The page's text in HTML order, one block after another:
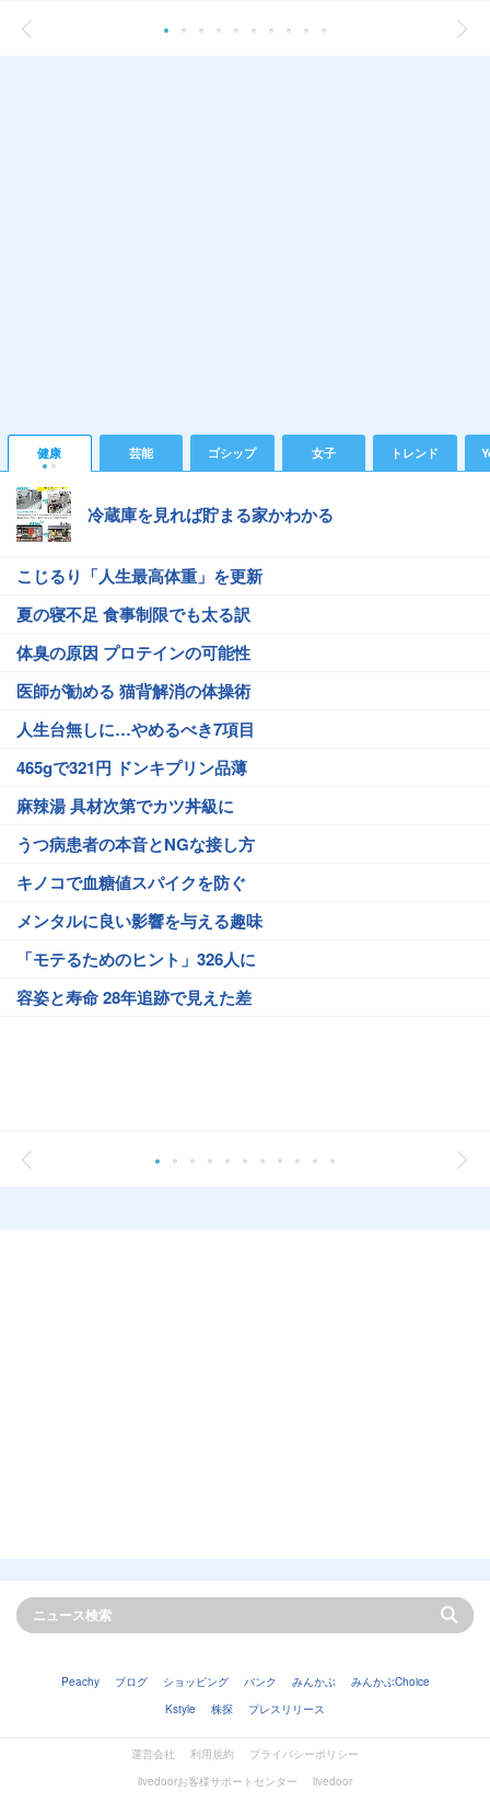
健康 芸能 ゴシップ 女子 トレンド
冷蔵庫を見れば貯まる家かわかる
こじるり「人生最高体重」を更新
夏の寝不足 食事制限でも太る訳
体臭の原因 プロテインの可能性
医師が勧める 猫背解消の体操術
人生台無しに…やめるべき7項目
465gで321円 ドンキプリン品薄
麻辣湯 具材次第でカツ丼級に
うつ病患者の本音とNGな接し方
キノコで血糖値スパイクを防ぐ
メンタルに良い影響を与える趣味
「モテるためのヒント」326人に
容姿と寿命 28年追跡で見えた差
Peachy ブログ ショッピング バンク みんかぶ
みんかぶChoice
Kstyle
株探 プレスリリース
運営会社 利用規約
プライバシーポリシー
livedoorお客様サポートセンター
livedoor